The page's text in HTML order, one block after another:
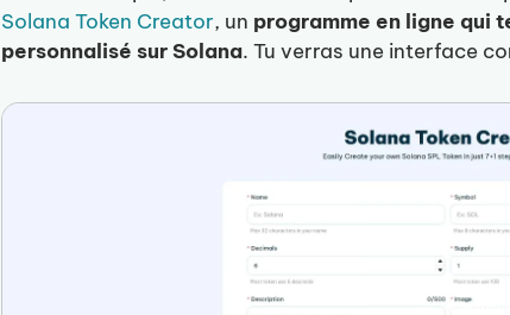
Solana Token Creator, un programme en ligne qui
personnalisé sur Solana. Tu verras une interface